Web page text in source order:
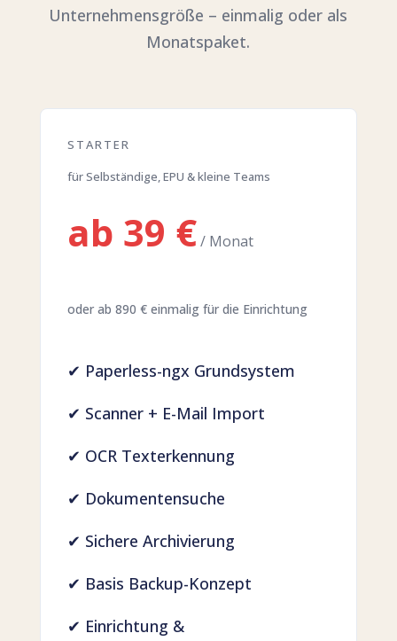
Unternehmensgröße – einmalig oder als
Monatspaket.
STARTER
für Selbständige, EPU & kleine Teams
ab 39 €/ Monat
oder ab 890 € einmalig für die Einrichtung
✔ Paperless-ngx Grundsystem
✔ Scanner + E-Mail Import
✔ OCR Texterkennung
✔ Dokumentensuche
✔ Sichere Archivierung
✔ Basis Backup-Konzept
✔ Einrichtung &